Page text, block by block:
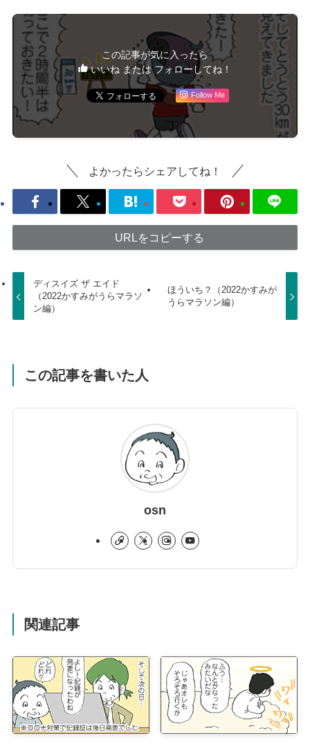
この記事が気に入ったら
いいね または フォローしてね！
Follow Me
よかったらシェアしてね！
URLをコピーする
ディスイズ ザ エイド
（2022かすみがうらマラソ
ン編）
ほういち？（2022かすみが
うらマラソン編）
この記事を書いた人
osn
関連記事